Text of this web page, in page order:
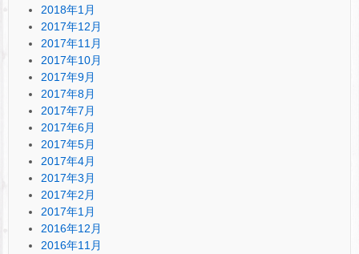
2018年1月
2017年12月
2017年11月
2017年10月
2017年9月
2017年8月
2017年7月
2017年6月
2017年5月
2017年4月
2017年3月
2017年2月
2017年1月
2016年12月
2016年11月